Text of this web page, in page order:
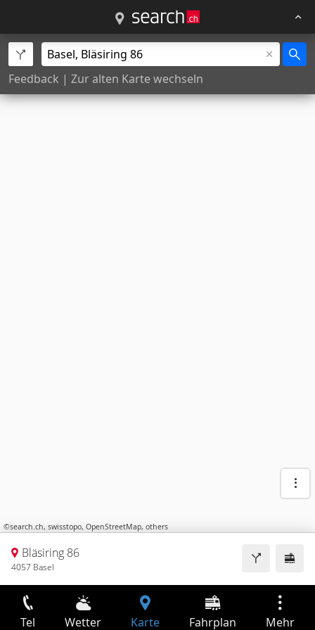
Feedback | Zur alten Karte wechseln
©search.ch, swisstopo, OpenStreetMap, others
Bläsiring 86
4057 Basel
Tel Wetter Karte Fahrplan Mehr